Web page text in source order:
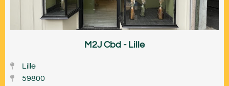
M2J Cbd - Lille
Lille
59800